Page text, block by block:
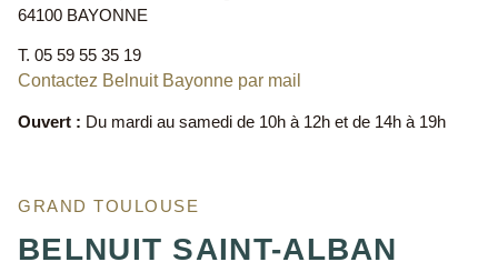
64100 BAYONNE
T. 05 59 55 35 19
Contactez Belnuit Bayonne par mail
Ouvert : Du mardi au samedi de 10h à 12h et de 14h à 19h
GRAND TOULOUSE
BELNUIT SAINT-ALBAN